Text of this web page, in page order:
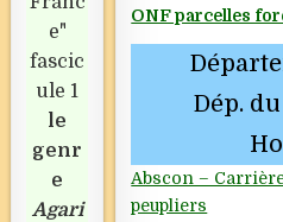
ONF parcelles
Dép.
Abscon –
peupliers
e"
fascic
ule 1
le
genr
e
Agari